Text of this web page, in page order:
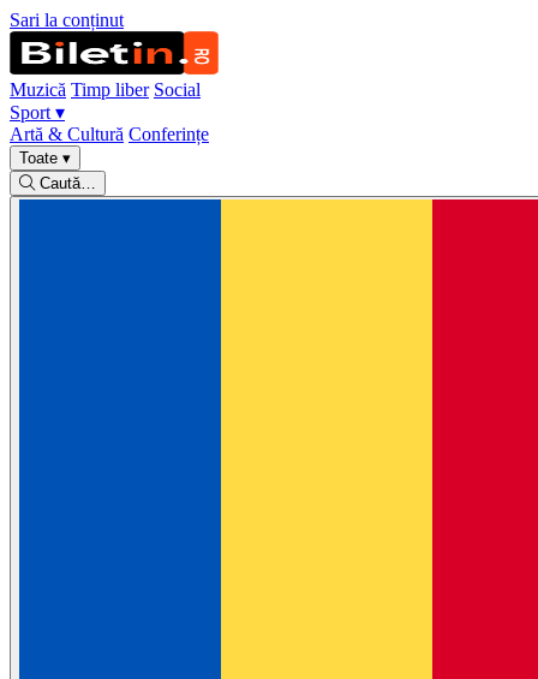
Sari la conținut
Muzică Timp liber Social
Sport ▾
Artă & Cultură Conferințe
Toate ▾
Caută…